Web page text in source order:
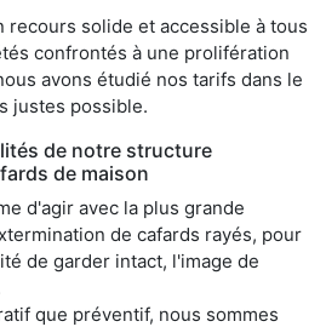
recours solide et accessible à tous
confrontés à une prolifération
avons étudié nos tarifs dans le
justes possible.
de notre structure
de maison
d'agir avec la plus grande
de cafards rayés, pour
de garder intact, l'image de
que préventif, nous sommes